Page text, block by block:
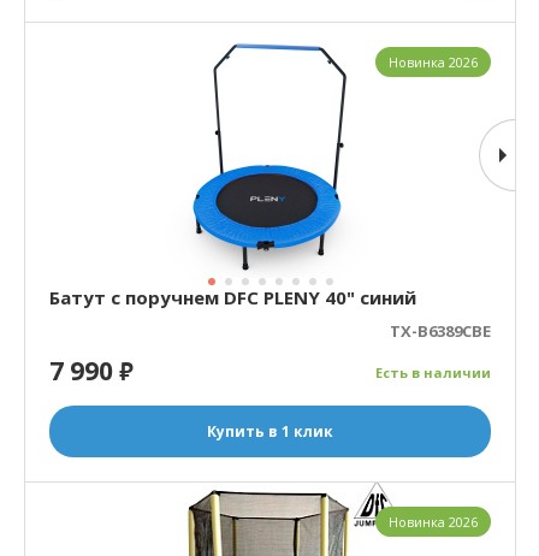
Батут с поручнем DFC PLENY 40" синий
TX-B6389CBE
Есть в наличии
7 990₽
Купить в 1 клик
Новинка 2026
Новинка 2026